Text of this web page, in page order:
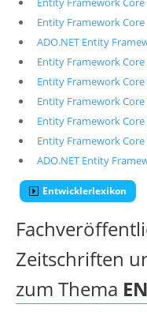
Entity Framework Core
ADO.NET Entity
Entity Framework Core
Entity Framework Core
Entity Framework Core
Entity Framework Core
Entity Framework Core
ADO.NET Entity
Entwicklerlexikon
Zeitschriften
zum Thema